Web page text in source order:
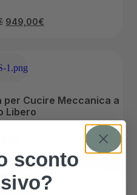
949,00€
per Cucire Meccanica a
Libero
sconto